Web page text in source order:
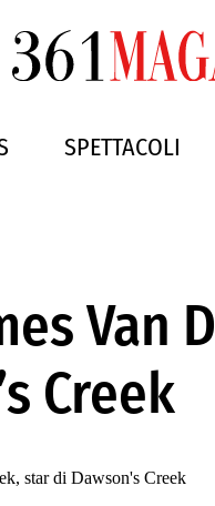
SPETTACOLI
Van
Creek